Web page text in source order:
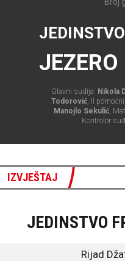
JEZERO
Glavni sudija: Nikola
Todorović, II
Manojlo Sekulić,
Kontrolor
IZVJEŠTAJ
JEDINSTVO
Rijad